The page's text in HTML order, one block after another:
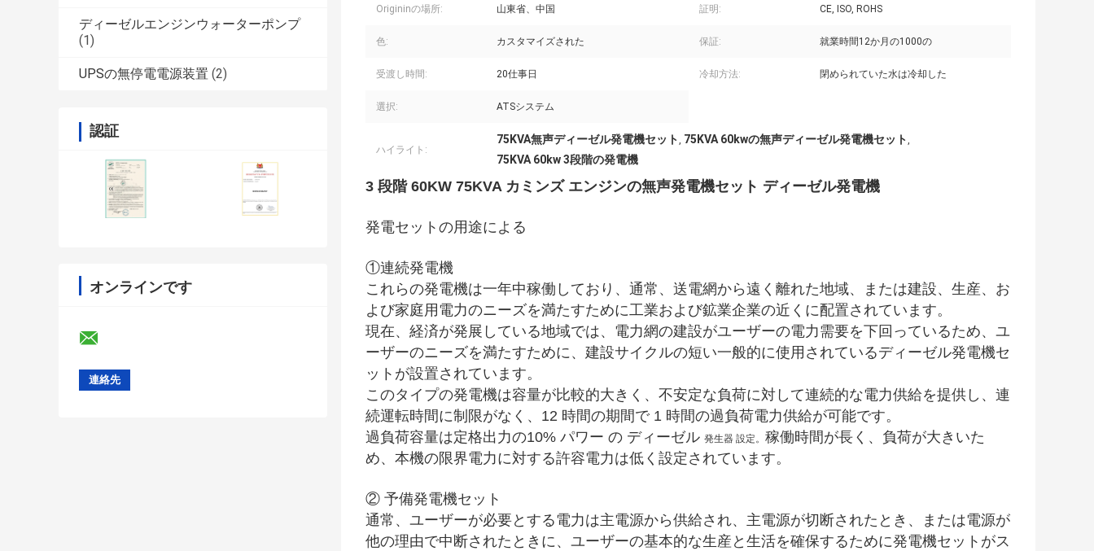
ディーゼルエンジンウォーターポンプ
(1)
UPSの無停電電源装置 (2)
認証
オンラインです
Origininの場所: 山東省、中国 証明: CE, ISO, ROHS
色: カスタマイズされた 保証: 就業時間12か月の1000の
受渡し時間: 20仕事日 冷却方法: 閉められていた水は冷却した
選択: ATSシステム
ハイライト:
75KVA無声ディーゼル発電機セット, 75KVA 60kwの無声ディーゼル発電機セット,
75KVA 60kw 3段階の発電機
3 段階 60KW 75KVA カミンズ エンジンの無声発電機セット ディーゼル発電機
発電セットの用途による
①連続発電機
これらの発電機は一年中稼働しており、通常、送電網から遠く離れた地域、または建設、生産、お
よび家庭用電力のニーズを満たすために工業および鉱業企業の近くに配置されています。
現在、経済が発展している地域では、電力網の建設がユーザーの電力需要を下回っているため、ユ
ーザーのニーズを満たすために、建設サイクルの短い一般的に使用されているディーゼル発電機セ
ットが設置されています。
このタイプの発電機は容量が比較的大きく、不安定な負荷に対して連続的な電力供給を提供し、連
続運転時間に制限がなく、12 時間の期間で 1 時間の過負荷電力供給が可能です。
過負荷容量は定格出力の10% パワー の ディーゼル 発生器 設定。 稼働時間が長く、負荷が大きいた
め、本機の限界電力に対する許容電力は低く設定されています。
② 予備発電機セット
通常、ユーザーが必要とする電力は主電源から供給され、主電源が切断されたとき、または電源が
他の理由で中断されたときに、ユーザーの基本的な生産と生活を確保するために発電機セットがス